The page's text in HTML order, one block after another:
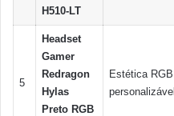
H510-LT
5
Headset
Gamer
Redragon
Hylas
Preto RGB
Estética RGB
personalizável